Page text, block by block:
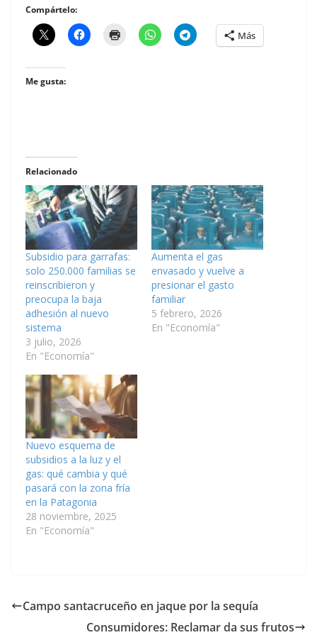
Compártelo:
Más
Me gusta:
Relacionado
Subsidio para garrafas:
solo 250.000 familias se
reinscribieron y
preocupa la baja
adhesión al nuevo
sistema
3 julio, 2026
En "Economía"
Aumenta el gas
envasado y vuelve a
presionar el gasto
familiar
5 febrero, 2026
En "Economía"
Nuevo esquema de
subsidios a la luz y el
gas: qué cambia y qué
pasará con la zona fría
en la Patagonia
28 noviembre, 2025
En "Economía"
Campo santacruceño en jaque por la sequía
Consumidores: Reclamar da sus frutos